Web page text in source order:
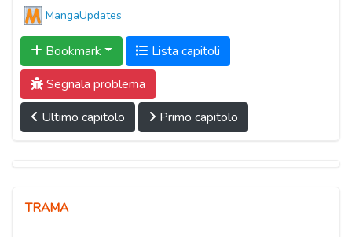
MangaUpdates
Bookmark
Lista capitoli
Segnala problema
Ultimo capitolo
Primo capitolo
TRAMA